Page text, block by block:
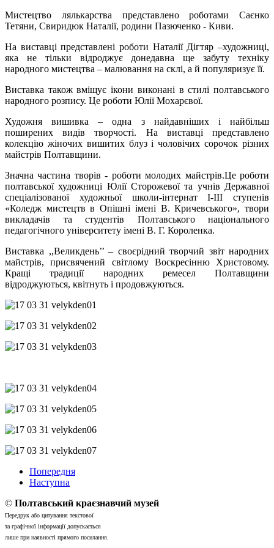
Мистецтво лялькарства представлено роботами Саєнко
Тетяни, Свиридюк Наталії, родини Пазюченко - Киви.
На виставці представлені роботи Наталії Дігтяр –художниці,
яка не тільки відроджує донедавна ще забуту техніку
народного мистецтва – малювання на склі, а й популяризує її.
Виставка також вміщує ікони виконані в стилі полтавського
народного розпису. Це роботи Юлії Мохарєвої.
Художня вишивка – одна з найдавніших і найбільш
поширених видів творчості. На виставці представлено
колекцію жіночих вишитих блуз і чоловічих сорочок різних
майстрів Полтавщини.
Значна частина творів - роботи молодих майстрів.Це роботи
полтавської художниці Юлії Сторожевої та учнів Державної
спеціалізованої художньої школи-інтернат І-ІІІ ступенів
«Коледж мистецтв в Опішні імені В. Кричевського», твори
викладачів та студентів Полтавського національного
педагогічного університету імені В. Г. Короленка.
Виставка ,,Великдень’’ – своєрідний творчий звіт народних
майстрів, присвячений світлому Воскресінню Христовому.
Кращі традиції народних ремесел Полтавщини
відроджуються, квітнуть і продовжуються.
Попередня
Наступна
© Полтавський краєзнавчий музей
Передрук або цитування текстової
та графічної інформації допускається
лише при наявності прямого посилання.